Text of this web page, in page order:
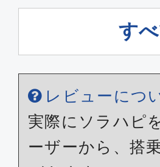
す
レビューにつ
実際にソラハピ
ーザーから、搭